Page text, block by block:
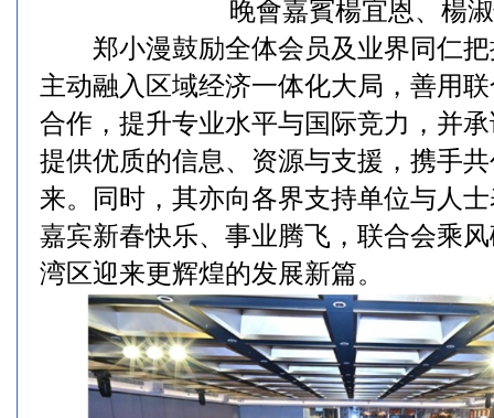
晚會嘉賓楊宜恩、楊
郑小漫鼓励全体会员及业界同仁把
主动融入区域经济一体化大局，善用
合作，提升专业水平与国际竞力，并
提供优质的信息、资源与支援，携手
来。同时，其亦向各界支持单位与人
嘉宾新春快乐、事业腾飞，联合会乘
湾区迎来更辉煌的发展新篇。